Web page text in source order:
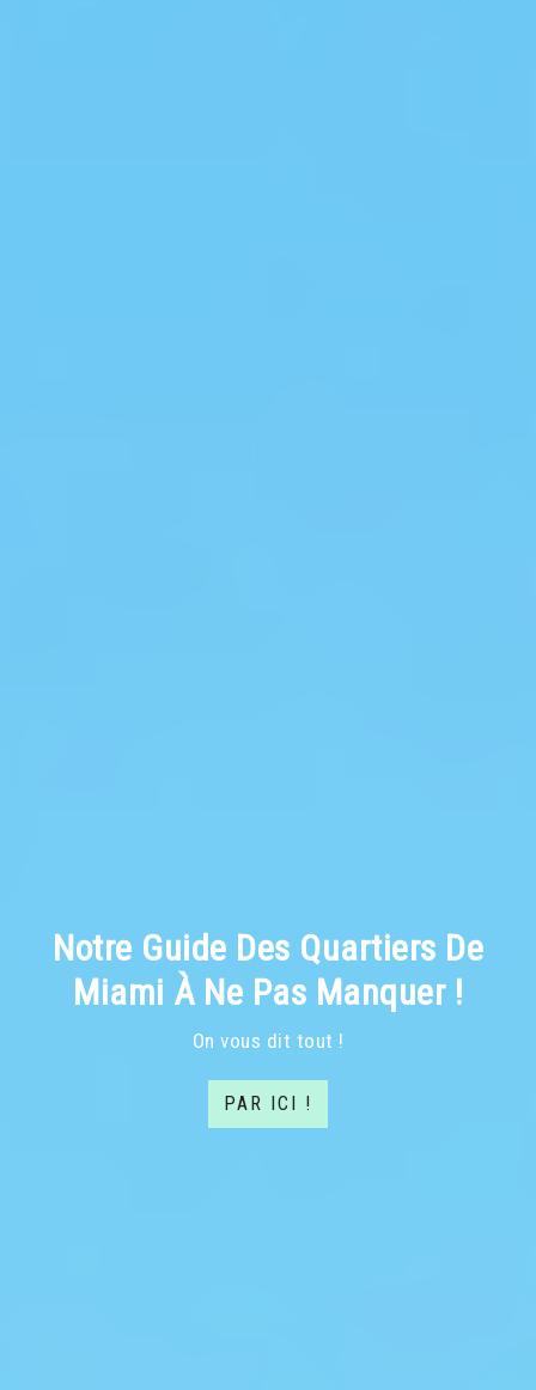
Notre Guide Des Quartiers De
Miami À Ne Pas Manquer !
On vous dit tout !
PAR ICI !